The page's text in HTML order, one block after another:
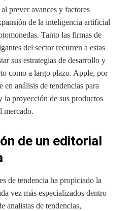
prever avances y factores
de la inteligencia artificial
Tanto las firmas de
del sector recurren a estas
sus estrategias de desarrollo y
como a largo plazo. Apple, por
en análisis de tendencias para
la proyección de sus productos
mercado.
de un editorial
de tendencia ha propiciado la
vez más especializados dentro
analistas de tendencias,